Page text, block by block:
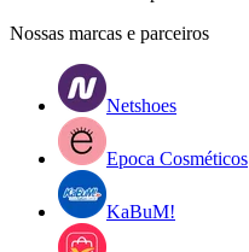
Nossas marcas e parceiros
Netshoes
Epoca Cosméticos
KaBuM!